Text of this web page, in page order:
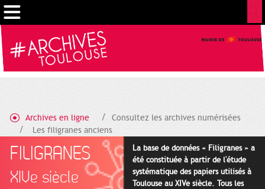
Archives en ligne
Consultez les archives numérisées
Les filigranes anciens
FILIGRANES
XIVe siècle
La base de données « Filigranes » a
été constituée à partir de l'étude
systématique des papiers utilisés à
Toulouse au XIVe siècle. Tous les
Gestion de vos préférences sur les cookies